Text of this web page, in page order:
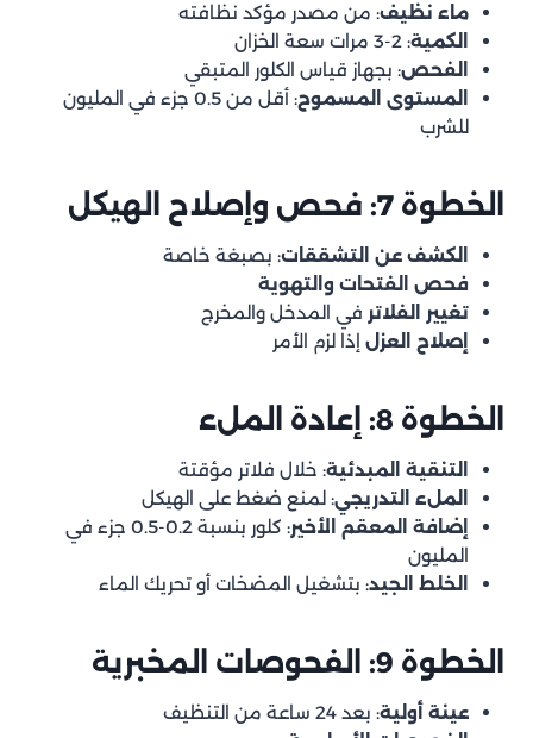
ماء نظيف: من مصدر مؤكد نظافته
الكمية: 2-3 مرات سعة الخزان
الفحص: بجهاز قياس الكلور المتبقي
المستوى المسموح
: أقل من 0.5 جزء في المليون
للشرب
الخطوة 7: فحص وإصلاح الهيكل
الكشف عن التشققات: بصبغة خاصة
فحص الفتحات والتهوية
تغيير الفلاتر في المدخل والمخرج
إصلاح العزل إذا لزم الأمر
الخطوة 8: إعادة الملء
التنقية المبدئية: خلال فلاتر مؤقتة
الملء التدريجي: لمنع ضغط على الهيكل
إضافة المعقم الأخير
: كلور بنسبة 0.2-0.5 جزء في
المليون
الخلط الجيد: بتشغيل المضخات أو تحريك الماء
الخطوة 9: الفحوصات المخبرية
عينة أولية: بعد 24 ساعة من التنظيف